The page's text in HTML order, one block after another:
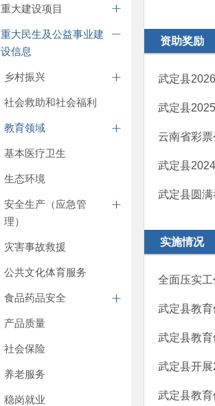
重大建设项目
重大民生及公益事业建
设信息
乡村振兴
社会救助和社会福利
教育领域
基本医疗卫生
生态环境
安全生产（应急管
理）
灾害事故救援
公共文化体育服务
食品药品安全
产品质量
社会保险
养老服务
稳岗就业
资助奖励
武定县
武定县
云南省彩
武定县
武定县圆满
实施情况
全面压实
武定县教
武定县教
武定县开
武定县教